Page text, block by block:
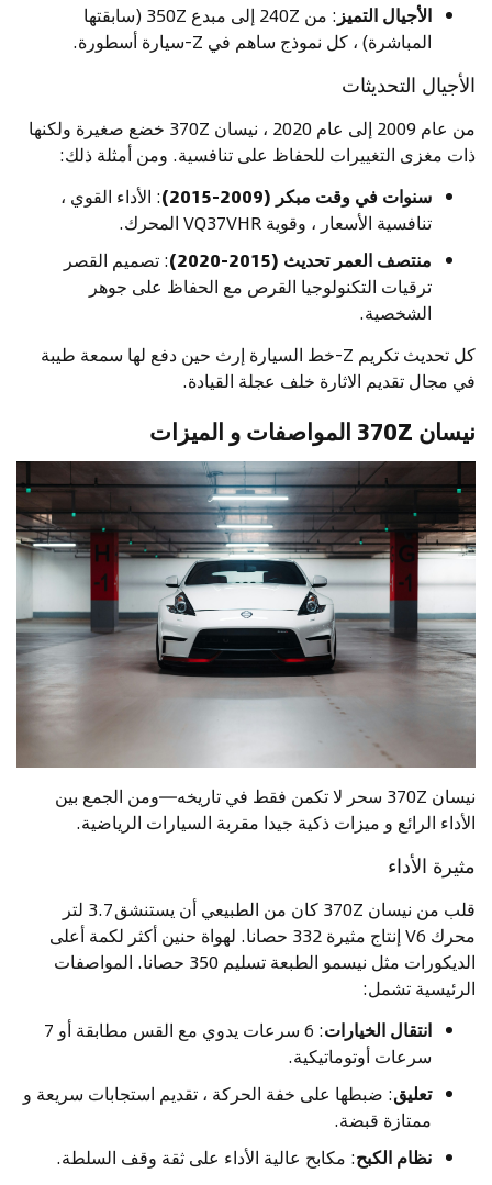
الأجيال التميز
: من 240Z إلى مبدع 350Z (سابقتها
المباشرة) ، كل نموذج ساهم في Z-سيارة أسطورة.
الأجيال التحديثات
من عام 2009 إلى عام 2020 ، نيسان 370Z خضع صغيرة ولكنها
ذات مغزى التغييرات للحفاظ على تنافسية. ومن أمثلة ذلك:
سنوات في وقت مبكر (2009-2015)
: الأداء القوي ،
تنافسية الأسعار ، وقوية VQ37VHR المحرك.
منتصف العمر تحديث (2015-2020)
: تصميم القصر
ترقيات التكنولوجيا القرص مع الحفاظ على جوهر
الشخصية.
كل تحديث تكريم Z-خط السيارة إرث حين دفع لها سمعة طيبة
في مجال تقديم الاثارة خلف عجلة القيادة.
نيسان 370Z المواصفات و الميزات
نيسان 370Z سحر لا تكمن فقط في تاريخه—ومن الجمع بين
الأداء الرائع و ميزات ذكية جيدا مقربة السيارات الرياضية.
مثيرة الأداء
قلب من نيسان 370Z كان من الطبيعي أن يستنشق 3.7 لتر
محرك V6 إنتاج مثيرة 332 حصانا. لهواة حنين أكثر لكمة أعلى
الديكورات مثل نيسمو الطبعة تسليم 350 حصانا. المواصفات
الرئيسية تشمل:
انتقال الخيارات
: 6 سرعات يدوي مع القس مطابقة أو 7
سرعات أوتوماتيكية.
تعليق: ضبطها على خفة الحركة ، تقديم استجابات سريعة و
ممتازة قبضة.
نظام الكبح: مكابح عالية الأداء على ثقة وقف السلطة.